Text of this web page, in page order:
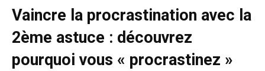
Vaincre la procrastination avec la
2ème astuce : découvrez
pourquoi vous « procrastinez »